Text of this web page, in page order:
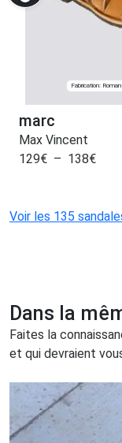
Fabrication:
marc
Max Vincent
129€ – 138€
Voir les 135
Dans la
Faites la
et qui devraient